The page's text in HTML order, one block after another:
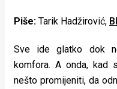
Ideje
Piše: Tarik Hadžirović,
Sve ide glatko dok
komfora. A onda, kad
nešto promijeniti, da